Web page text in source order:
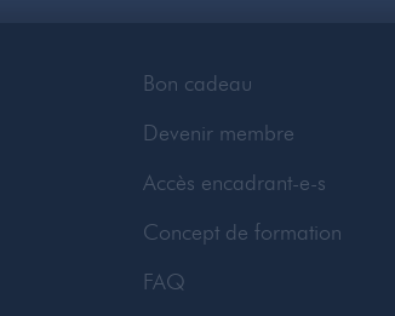
Bon cadeau
Devenir membre
Accès encadrant-e-s
Concept de formation
FAQ